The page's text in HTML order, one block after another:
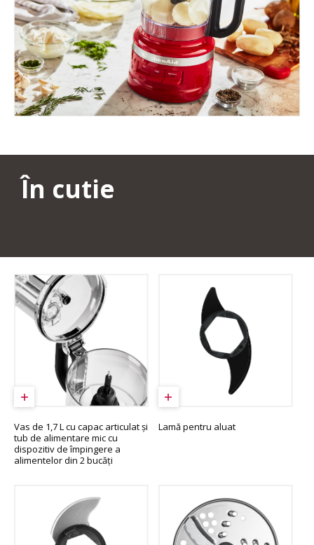
În cutie
Vas de 1,7 L cu capac articulat și
tub de alimentare mic cu
dispozitiv de împingere a
alimentelor din 2 bucăți
Lamă pentru aluat